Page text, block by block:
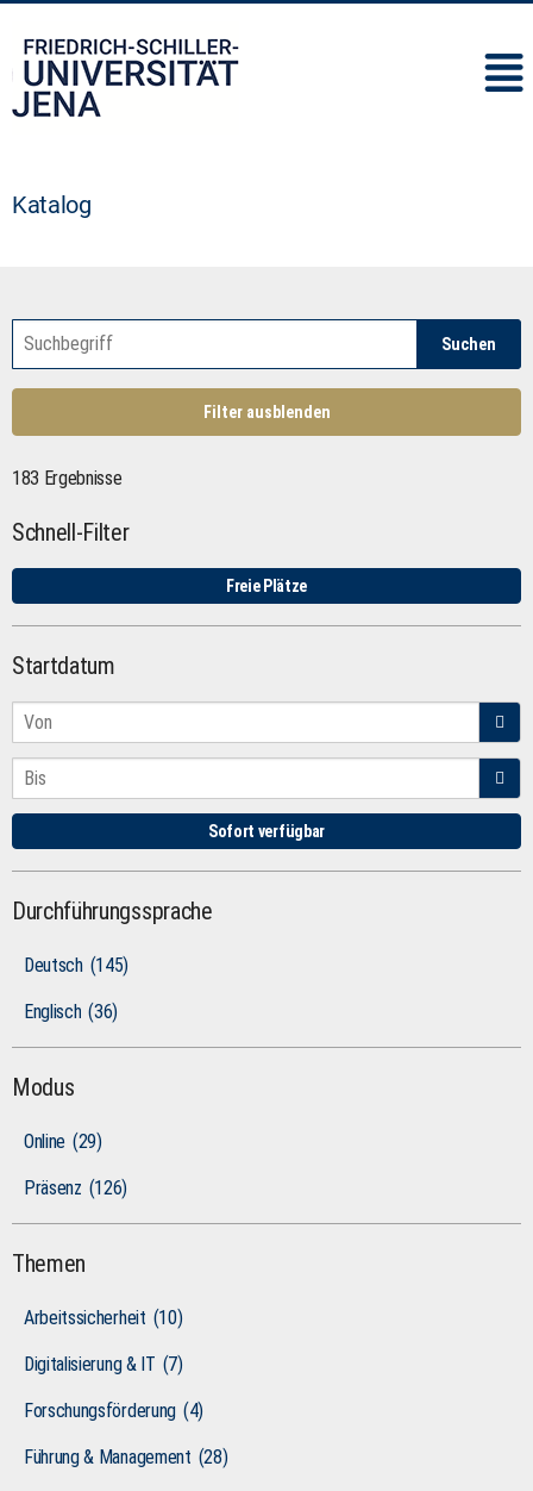
Katalog
Suchen
Filter ausblenden
183 Ergebnisse
Schnell-Filter
Freie Plätze
Startdatum
Sofort verfügbar
Durchführungssprache
Deutsch (145)
Englisch (36)
Modus
Online (29)
Präsenz (126)
Themen
Arbeitssicherheit (10)
Digitalisierung & IT (7)
Forschungsförderung (4)
Führung & Management (28)